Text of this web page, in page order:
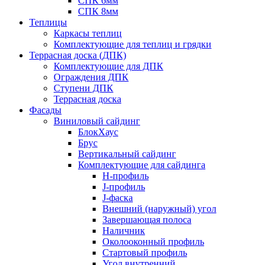
СПК 8мм
Теплицы
Каркасы теплиц
Комплектующие для теплиц и грядки
Террасная доска (ДПК)
Комплектующие для ДПК
Ограждения ДПК
Ступени ДПК
Террасная доска
Фасады
Виниловый сайдинг
БлокХаус
Брус
Вертикальный сайдинг
Комплектующие для сайдинга
H-профиль
J-профиль
J-фаска
Внешний (наружный) угол
Завершающая полоса
Наличник
Околооконный профиль
Стартовый профиль